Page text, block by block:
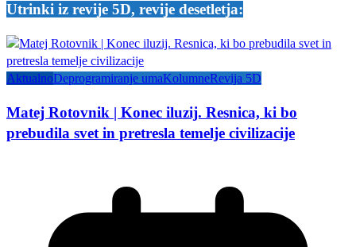
Utrinki iz revije 5D, revije desetletja:
AktualnoDeprogramiranje umaKolumneRevija 5D
Matej Rotovnik | Konec iluzij. Resnica, ki bo
prebudila svet in pretresla temelje civilizacije